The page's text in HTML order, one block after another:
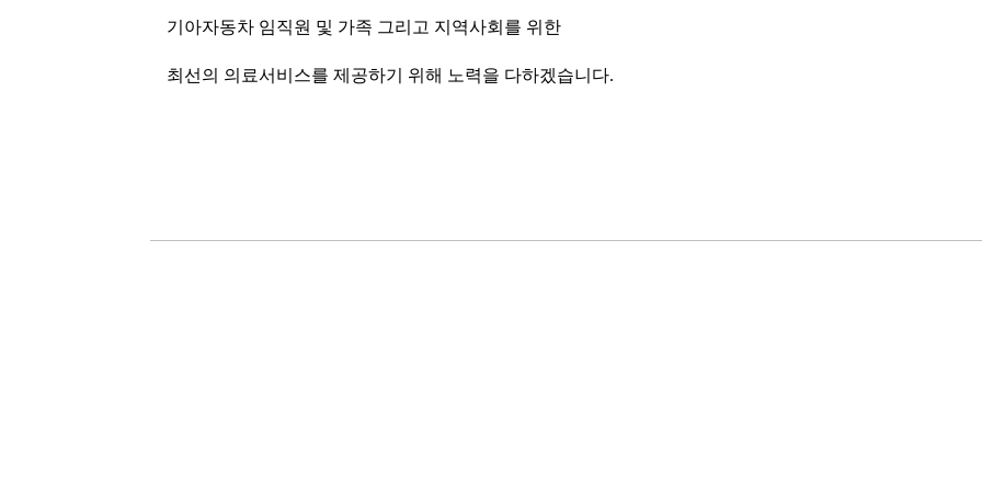
기아자동차 임직원 및 가족 그리고 지역사회를 위한
최선의 의료서비스를 제공하기 위해 노력을 다하겠습니다.